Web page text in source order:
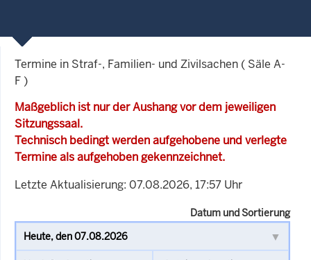
Termine in Straf-, Familien- und Zivilsachen ( Säle A-
F )
Maßgeblich ist nur der Aushang vor dem jeweiligen
Sitzungssaal.
Technisch bedingt werden aufgehobene und verlegte
Termine als aufgehoben gekennzeichnet.
Letzte Aktualisierung: 07.08.2026, 17:57 Uhr
Datum und Sortierung